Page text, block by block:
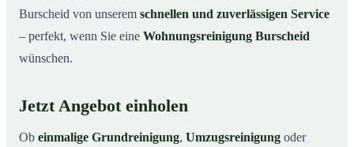
Burscheid von unserem schnellen und zuverlässigen Service
– perfekt, wenn Sie eine Wohnungsreinigung Burscheid
wünschen.
Jetzt Angebot einholen
Ob einmalige Grundreinigung, Umzugsreinigung oder